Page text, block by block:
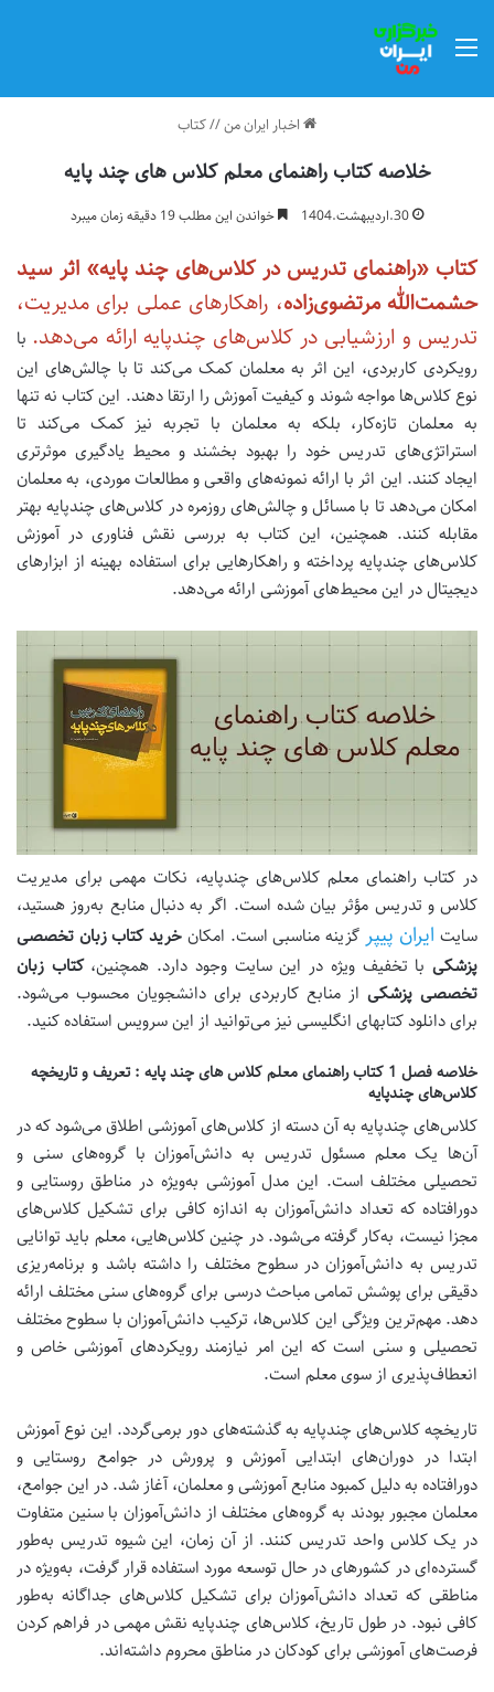
اخبار ایران من//کتاب
خلاصه کتاب راهنمای معلم کلاس های چند پایه
30.اردیبهشت.1404 خواندن این مطلب 19 دقیقه زمان میبرد
کتاب «راهنمای تدریس در کلاس‌های چند پایه» اثر سید
حشمت‌الله مرتضوی‌زاده، راهکارهای عملی برای مدیریت،
تدریس و ارزشیابی در کلاس‌های چندپایه ارائه می‌دهد. با
رویکردی کاربردی، این اثر به معلمان کمک می‌کند تا با چالش‌های این
نوع کلاس‌ها مواجه شوند و کیفیت آموزش را ارتقا دهند. این کتاب نه تنها
به معلمان تازه‌کار، بلکه به معلمان با تجربه نیز کمک می‌کند تا
استراتژی‌های تدریس خود را بهبود بخشند و محیط یادگیری موثرتری
ایجاد کنند. این اثر با ارائه نمونه‌های واقعی و مطالعات موردی، به معلمان
امکان می‌دهد تا با مسائل و چالش‌های روزمره در کلاس‌های چندپایه بهتر
مقابله کنند. همچنین، این کتاب به بررسی نقش فناوری در آموزش
کلاس‌های چندپایه پرداخته و راهکارهایی برای استفاده بهینه از ابزارهای
دیجیتال در این محیط‌های آموزشی ارائه می‌دهد.
در کتاب راهنمای معلم کلاس‌های چندپایه، نکات مهمی برای مدیریت
کلاس و تدریس مؤثر بیان شده است. اگر به دنبال منابع به‌روز هستید،
سایت ایران پیپر گزینه مناسبی است. امکان خرید کتاب زبان تخصصی
پزشکیبا تخفیف ویژه در این سایت وجود دارد. همچنین،کتاب زبان
تخصصی پزشکی از منابع کاربردی برای دانشجویان محسوب می‌شود.
برای دانلود کتابهای انگلیسی نیز می‌توانید از این سرویس استفاده کنید.
خلاصه فصل 1 کتاب راهنمای معلم کلاس های چند پایه : تعریف و تاریخچه
کلاس‌های چندپایه
کلاس‌های چندپایه به آن دسته از کلاس‌های آموزشی اطلاق می‌شود که در
آن‌ها یک معلم مسئول تدریس به دانش‌آموزان با گروه‌های سنی و
تحصیلی مختلف است. این مدل آموزشی به‌ویژه در مناطق روستایی و
دورافتاده که تعداد دانش‌آموزان به اندازه کافی برای تشکیل کلاس‌های
مجزا نیست، به‌کار گرفته می‌شود. در چنین کلاس‌هایی، معلم باید توانایی
تدریس به دانش‌آموزان در سطوح مختلف را داشته باشد و برنامه‌ریزی
دقیقی برای پوشش تمامی مباحث درسی برای گروه‌های سنی مختلف ارائه
دهد.مهم‌ترین ویژگی این کلاس‌ها، ترکیب دانش‌آموزان با سطوح مختلف
تحصیلی و سنی است که این امر نیازمند رویکردهای آموزشی خاص و
انعطاف‌پذیری از سوی معلم است.
تاریخچه کلاس‌های چندپایه به گذشته‌های دور برمی‌گردد. این نوع آموزش
ابتدا در دوران‌های ابتدایی آموزش و پرورش در جوامع روستایی و
دورافتاده به دلیل کمبود منابع آموزشی و معلمان، آغاز شد. در این جوامع،
معلمان مجبور بودند به گروه‌های مختلف از دانش‌آموزان با سنین متفاوت
در یک کلاس واحد تدریس کنند. از آن زمان، این شیوه تدریس به‌طور
گسترده‌ای در کشورهای در حال توسعه مورد استفاده قرار گرفت، به‌ویژه در
مناطقی که تعداد دانش‌آموزان برای تشکیل کلاس‌های جداگانه به‌طور
کافی نبود. در طول تاریخ، کلاس‌های چندپایه نقش مهمی در فراهم کردن
فرصت‌های آموزشی برای کودکان در مناطق محروم داشته‌اند.